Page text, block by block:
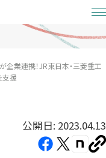
企業連携！JR東日本・三菱重工
支援
公開日: 2023.04.13
Facebook（新
X（新 note（新